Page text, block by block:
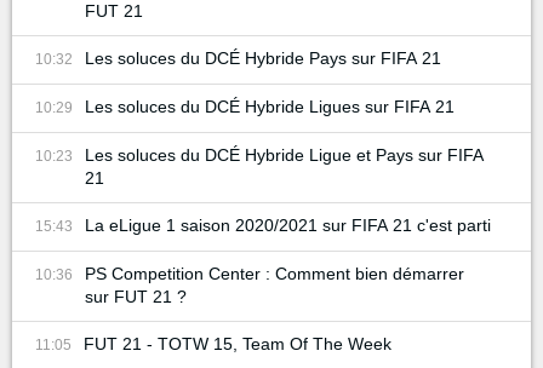
FUT 21
10:32 Les soluces du DCÉ Hybride Pays sur FIFA 21
10:29 Les soluces du DCÉ Hybride Ligues sur FIFA 21
10:23
Les soluces du DCÉ Hybride Ligue et Pays sur FIFA
21
15:43 La eLigue 1 saison 2020/2021 sur FIFA 21 c'est parti
10:36
PS Competition Center : Comment bien démarrer
sur FUT 21 ?
11:05 FUT 21 - TOTW 15, Team Of The Week